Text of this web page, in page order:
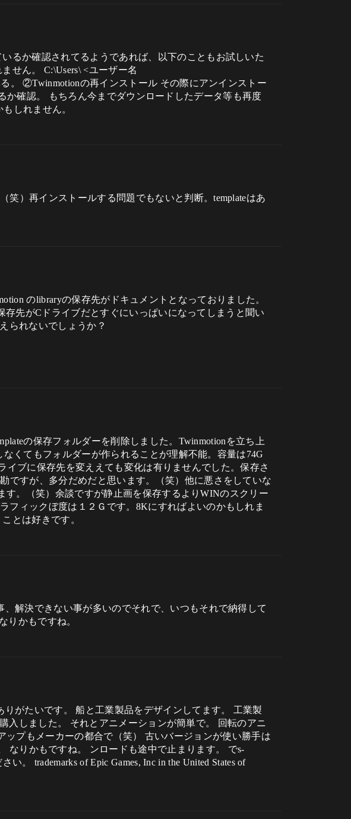
るか確認されてるようであれば、以下のこともお試しいた
せん。 C:\Users\ <ユーザー名
。 ②Twinmotionの再インストール その際にアンインストー
か確認。 もちろん今までダウンロードしたデータ等も再度
しれません。
）再インストールする問題でもないと判断。templateはあ
のlibraryの保存先がドキュメントとなっておりました。
先がCドライブだとすぐにいっぱいになってしまうと聞い
られないでしょうか？
の保存フォルダーを削除しました。Twinmotionを立ち上
くてもフォルダーが作られることが理解不能。容量は74G
イブに保存先を変ええても変化は有りませんでした。保存さ
ですが、多分だめだと思います。（笑）他に悪さをしていな
す。（笑）余談ですが静止画を保存するよりWINのスクリー
フィックぼ度は１２Ｇです。8Kにすればよいのかもしれま
とは好きです。
解決できない事が多いのでそれで、いつもそれで納得して
りかもですね。
がたいです。 船と工業製品をデザインしてます。 工業製
入しました。 それとアニメーションが簡単で。 回転のアニ
ップもメーカーの都合で（笑） 古いバージョンが使い勝手は
なりかもですね。 ンロードも途中で止まります。 でs-
。 trademarks of Epic Games, Inc in the United States of